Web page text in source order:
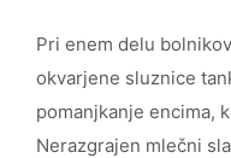
Pri enem delu
okvarjene sluznice
pomanjkanje encima,
Nerazgrajen mlečni